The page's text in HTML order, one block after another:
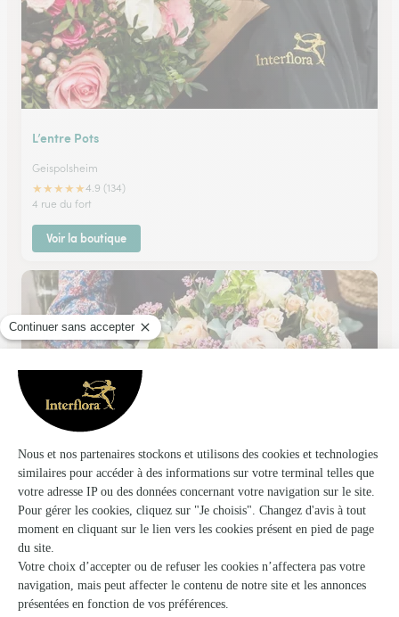
L’entre Pots
Geispolsheim
★★★★★4.9 (134)
4 rue du fort
Voir la boutique
Floralies, Kammerer
Illkirch Graffenstaden
★★★★★4.4 (221)
211, route de Lyon
Voir la boutique